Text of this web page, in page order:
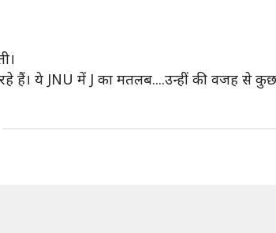
रहे हैं। ये JNU में J का मतलब....उन्हीं की वजह से